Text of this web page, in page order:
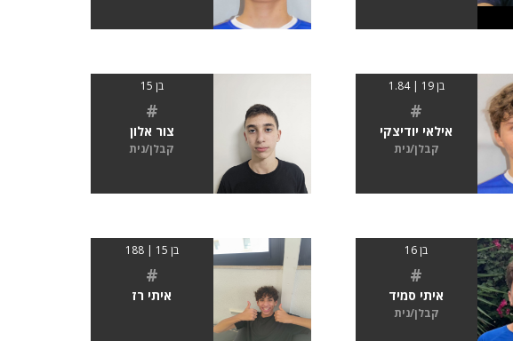
בן 19 | 1.84
#
אילאי יודיצקי
קבלן/נית
בן 15
#
צור אלון
קבלן/נית
בן 16
#
איתי סמיד
קבלן/נית
בן 15 | 188
#
איתי רז